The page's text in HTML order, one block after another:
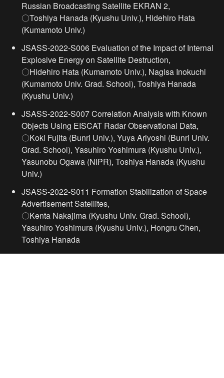
Russian Broadcasting Satellite EKRAN 2,
〇Toshiya Hanada (Kyushu Univ.), Hidehiro Hata
(Kumamoto Univ.)
JSASS-2022-S006 Evaluation of the Impact of Internal
Explosive Energy on Satellite Destruction,
〇Hidehiro Hata (Kumamoto Univ.), Nagisa Inokuchi
(Kumamoto Univ. Grad. School), Toshiya Hanada
(Kyushu Univ.)
JSASS-2022-S007 Correlation Analysis with Known
Objects Using EISCAT Radar Observational Data,
〇Koki Fujita (Bunri Univ.), Yuya Ariyoshi (Bunri Univ.
Grad. School), Yasuhiro Yoshimura (Kyushu Univ.),
Yasunobu Ogawa (NIPR), Toshiya Hanada (Kyushu
Univ.)
JSASS-2022-S011 Formation Stabilization of Space
Advertisement Satellites,
〇Kenta Nakajima (Kyushu Univ. Grad. School),
Yasuhiro Yoshimura (Kyushu Univ.), Hongru Chen,
Toshiya Hanada